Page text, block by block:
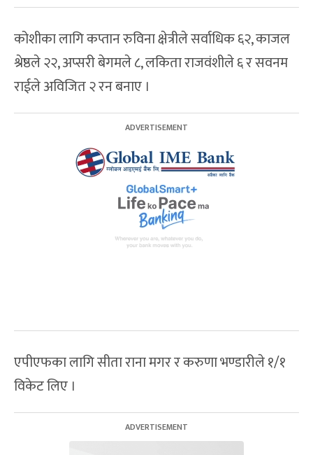
कोशीका लागि कप्तान रुविना क्षेत्रीले सर्वाधिक ६२, काजल
श्रेष्ठले २२, अप्सरी बेगमले ८, लकिता राजवंशीले ६ र सवनम
राईले अविजित २ रन बनाए ।
एपीएफका लागि सीता राना मगर र करुणा भण्डारीले १/१
विकेट लिए ।